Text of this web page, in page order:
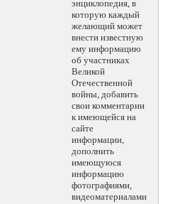
энциклопедия, в
которую каждый
желающий может
внести известную
ему информацию
об участниках
Великой
Отечественной
войны, добавить
свои комментарии
к имеющейся на
сайте
информации,
дополнить
имеющуюся
информацию
фотографиями,
видеоматериалами